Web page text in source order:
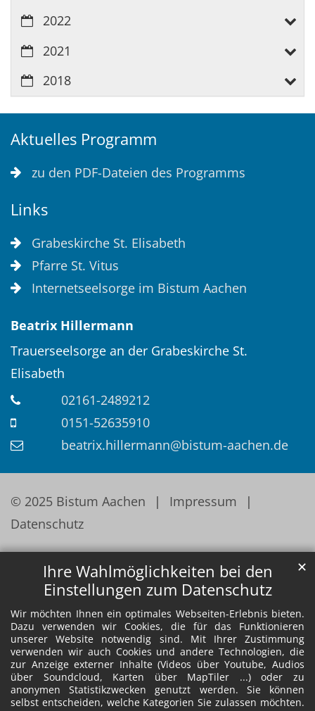
Ihre Wahlmöglichkeiten bei den
Einstellungen zum Datenschutz
Wir möchten Ihnen ein optimales Webseiten-Erlebnis bieten.
Dazu verwenden wir Cookies, die für das Funktionieren
unserer Website notwendig sind. Mit Ihrer Zustimmung
verwenden wir auch Cookies und andere Technologien, die
zur Anzeige externer Inhalte (Videos über Youtube, Audios
über Soundcloud, Karten über MapTiler ...) oder zu
anonymen Statistikzwecken genutzt werden. Sie können
selbst entscheiden, welche Kategorien Sie zulassen möchten.
✕
2022
2021
2018
Aktuelles Programm
zu den PDF-Dateien des Programms
Links
Grabeskirche St. Elisabeth
Pfarre St. Vitus
Internetseelsorge im Bistum Aachen
Beatrix Hillermann
Trauerseelsorge an der Grabeskirche St.
Elisabeth
02161-2489212
0151-52635910
beatrix.hillermann@bistum-aachen.de
© 2025 Bistum Aachen
Impressum
Datenschutz